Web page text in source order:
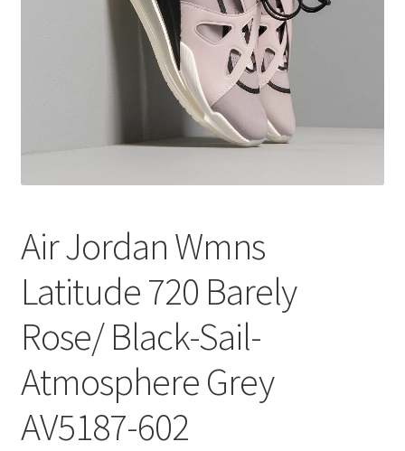
Air Jordan Wmns
Latitude 720 Barely
Rose/ Black-Sail-
Atmosphere Grey
AV5187-602